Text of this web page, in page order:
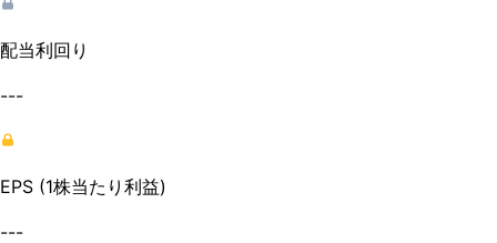
配当利回り
---
EPS (1株当たり利益)
---